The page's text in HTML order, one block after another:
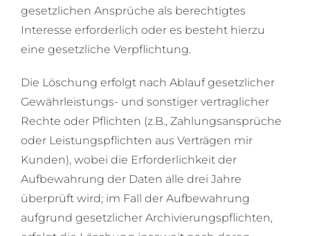
gesetzlichen Ansprüche als berechtigtes
Interesse erforderlich oder es besteht hierzu
eine gesetzliche Verpflichtung.
Die Löschung erfolgt nach Ablauf gesetzlicher
Gewährleistungs- und sonstiger vertraglicher
Rechte oder Pflichten (z.B., Zahlungsansprüche
oder Leistungspflichten aus Verträgen mir
Kunden), wobei die Erforderlichkeit der
Aufbewahrung der Daten alle drei Jahre
überprüft wird; im Fall der Aufbewahrung
aufgrund gesetzlicher Archivierungspflichten,